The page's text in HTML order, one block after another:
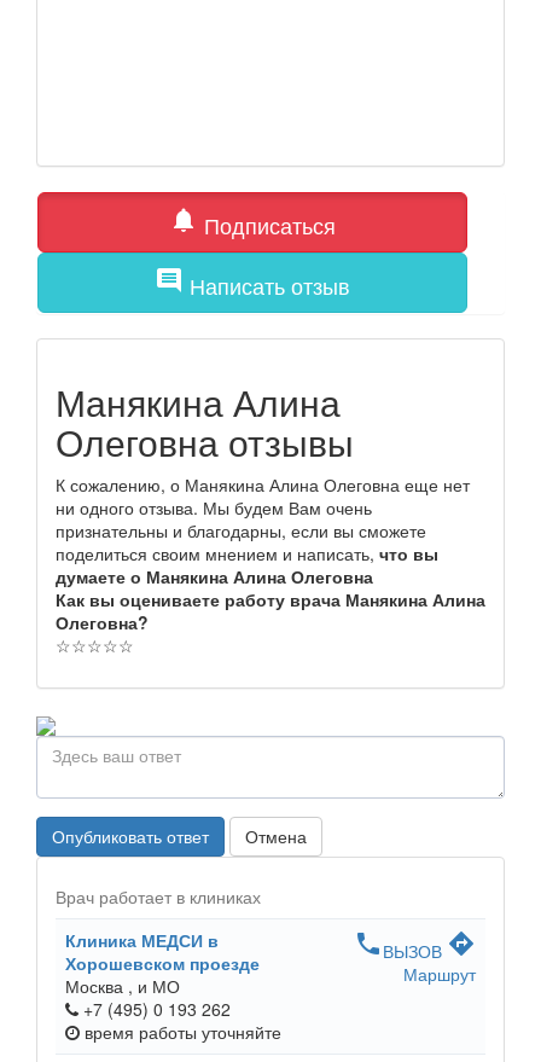
notifications Подписаться
comment Написать отзыв
Манякина Алина
Олеговна отзывы
К сожалению, о Манякина Алина Олеговна еще нет
ни одного отзыва. Мы будем Вам очень
признательны и благодарны, если вы сможете
поделиться своим мнением и написать, что вы
думаете о Манякина Алина Олеговна
Как вы оцениваете работу врача Манякина Алина
Олеговна?
☆☆☆☆☆
Опубликовать ответ Отмена
Врач работает в клиниках
Клиника МЕДСИ в
Хорошевском проезде
Москва , и МО
+7 (495) 0 193 262
время работы уточняйте
phone ВЫЗОВ directions
Маршрут